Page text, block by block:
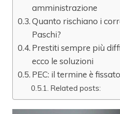
amministrazione
Quanto rischiano i
Paschi?
Prestiti sempre più
ecco le soluzioni
PEC: il termine è
Related posts: